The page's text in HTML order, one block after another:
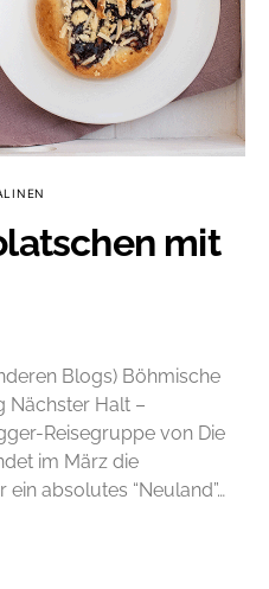
mit
Blogs) Böhmische
Nächster Halt –
Reisegruppe von Die
im März die
absolutes “Neuland”…